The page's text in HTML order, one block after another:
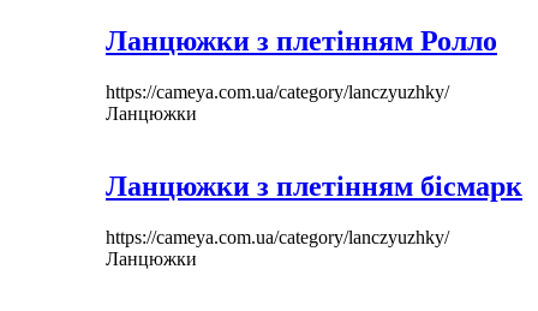
Ланцюжки з плетінням Ролло
https://cameya.com.ua/category/lanczyuzhky/
Ланцюжки
Ланцюжки з плетінням бісмарк
https://cameya.com.ua/category/lanczyuzhky/
Ланцюжки